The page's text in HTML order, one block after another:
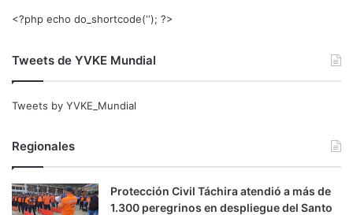
<?php echo do_shortcode(‘‘); ?>
Tweets de YVKE Mundial
Tweets by YVKE_Mundial
Regionales
Protección Civil Táchira atendió a más de
1.300 peregrinos en despliegue del Santo